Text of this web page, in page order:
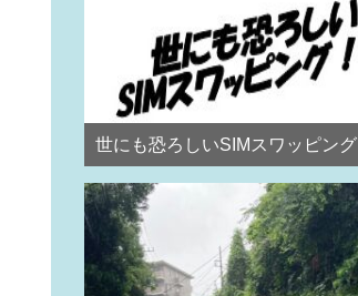
世にも恐ろしいSIMスワッピング